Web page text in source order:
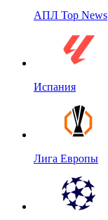
АПЛ Top News
Испания
Лига Европы